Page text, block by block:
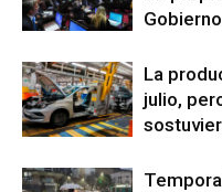
La
julio,